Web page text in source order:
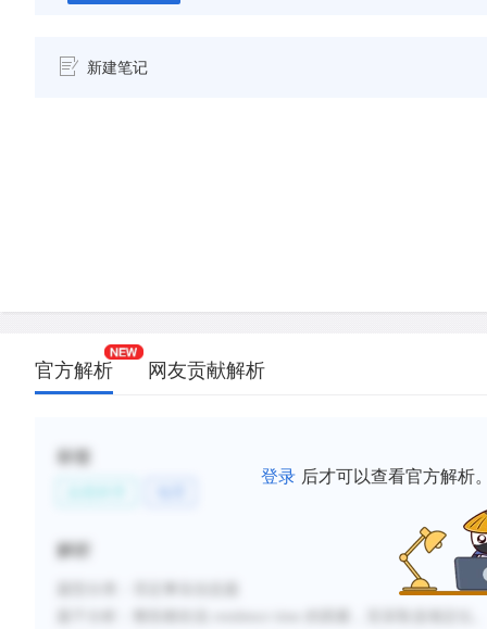
新建笔记
官方解析 网友贡献解析
登录 后才可以查看官方解析
标签
解析